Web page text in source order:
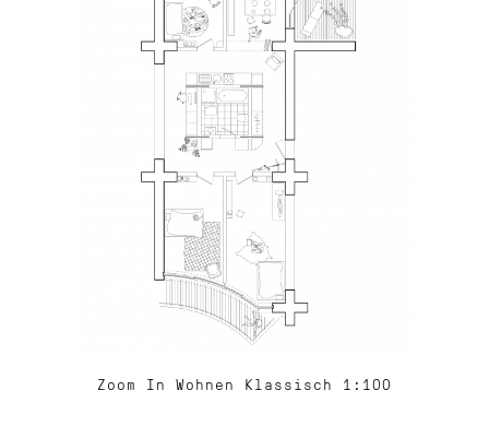
Zoom In Wohnen Klassisch 1:100